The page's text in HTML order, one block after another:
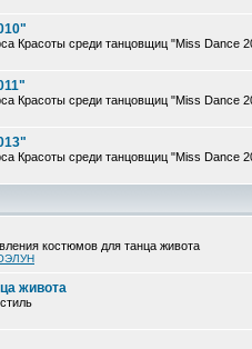
Красоты среди танцовщиц "Miss Dance
Красоты среди танцовщиц "Miss Dance
Красоты среди танцовщиц "Miss Dance
костюмов для танца живота
живота